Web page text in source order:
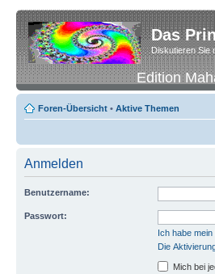
Das
Diskutieren Sie
Edition
Foren-Übersicht • Aktive Themen
Anmelden
Benutzername:
Passwort:
Ich habe
Die
Mich bei